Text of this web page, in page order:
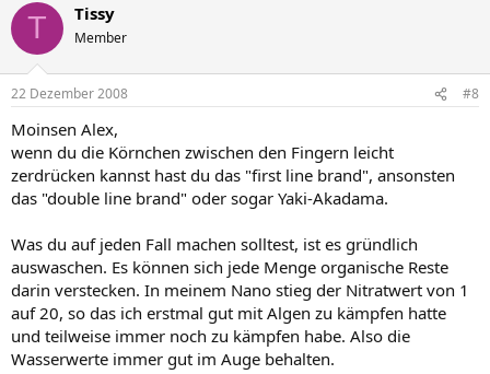
T Tissy
Member
22 Dezember 2008 #8
Moinsen Alex,
wenn du die Körnchen zwischen den Fingern leicht
zerdrücken kannst hast du das "first line brand", ansonsten
das "double line brand" oder sogar Yaki-Akadama.
Was du auf jeden Fall machen solltest, ist es gründlich
auswaschen. Es können sich jede Menge organische Reste
darin verstecken. In meinem Nano stieg der Nitratwert von 1
auf 20, so das ich erstmal gut mit Algen zu kämpfen hatte
und teilweise immer noch zu kämpfen habe. Also die
Wasserwerte immer gut im Auge behalten.